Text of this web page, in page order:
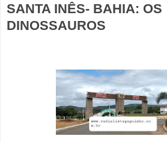
SANTA INÊS- BAHIA: OS
DINOSSAUROS